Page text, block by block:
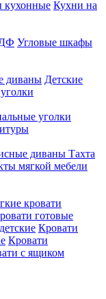
кухонные Кухни на
Угловые шкафы
диваны Детские
уголки
диваны Тахта
мягкой мебели
кровати
готовые
Кровати
Кровати
с ящиком